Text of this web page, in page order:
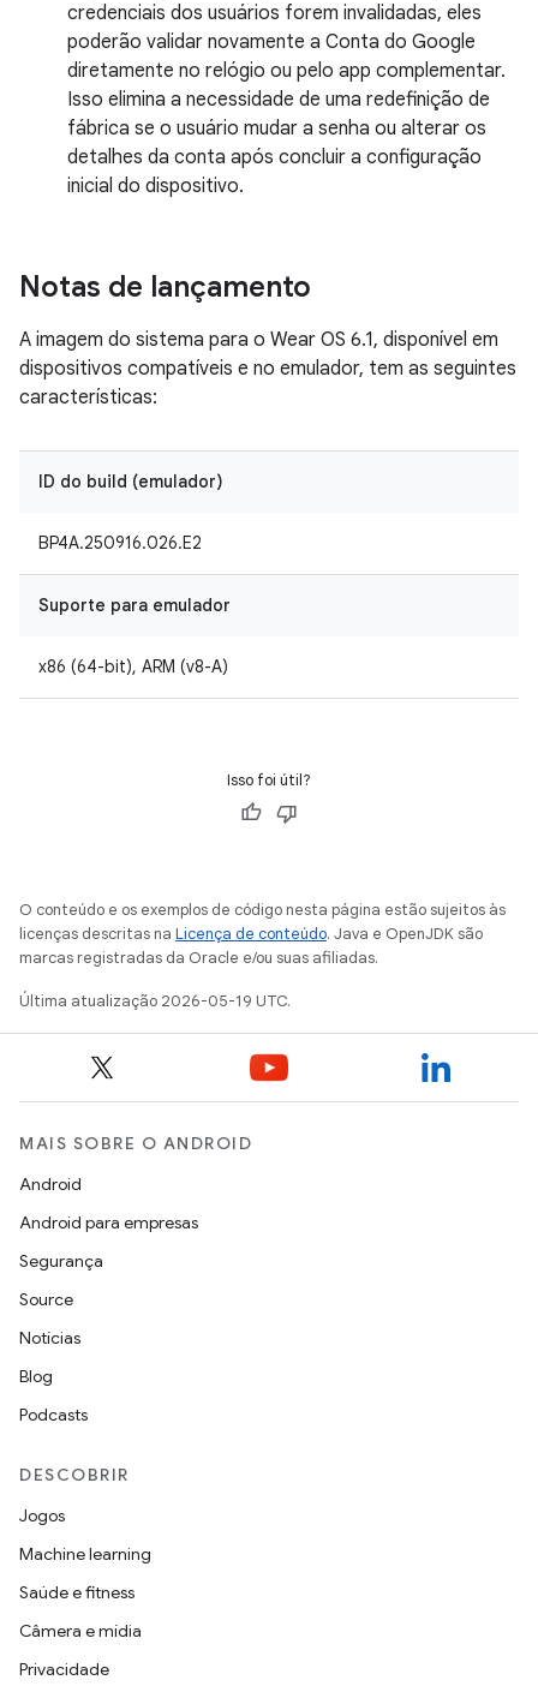
credenciais dos usuários forem invalidadas, eles
poderão validar novamente a Conta do Google
diretamente no relógio ou pelo app complementar.
Isso elimina a necessidade de uma redefinição de
fábrica se o usuário mudar a senha ou alterar os
detalhes da conta após concluir a configuração
inicial do dispositivo.
Notas de lançamento
A imagem do sistema para o Wear OS 6.1, disponível em
dispositivos compatíveis e no emulador, tem as seguintes
características:
ID do build (emulador)
BP4A.250916.026.E2
Suporte para emulador
x86 (64-bit), ARM (v8-A)
Isso foi útil?
O conteúdo e os exemplos de código nesta página estão sujeitos às
licenças descritas na Licença de conteúdo. Java e OpenJDK são
marcas registradas da Oracle e/ou suas afiliadas.
Última atualização 2026-05-19 UTC.
MAIS SOBRE O ANDROID
Android
Android para empresas
Segurança
Source
Notícias
Blog
Podcasts
DESCOBRIR
Jogos
Machine learning
Saúde e fitness
Câmera e mídia
Privacidade